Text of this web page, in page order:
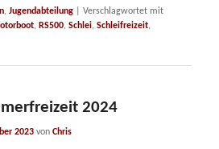
,Jugendabteilung |Verschlagwortet mit
,RS500,Schlei,Schleifreizeit,
2024
2023 vonChris